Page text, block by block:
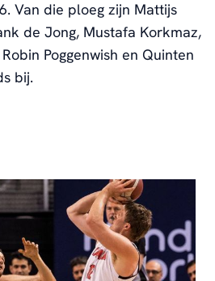
Van die ploeg zijn Mattijs
de Jong, Mustafa Korkmaz,
Poggenwish en Quinten
bij.